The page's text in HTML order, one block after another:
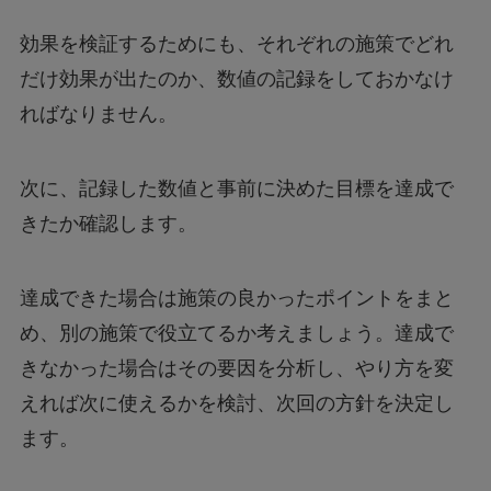
効果を検証するためにも、それぞれの施策でどれ
だけ効果が出たのか、数値の記録をしておかなけ
ればなりません。
次に、記録した数値と事前に決めた目標を達成で
きたか確認します。
達成できた場合は施策の良かったポイントをまと
め、別の施策で役立てるか考えましょう。達成で
きなかった場合はその要因を分析し、やり方を変
えれば次に使えるかを検討、次回の方針を決定し
ます。